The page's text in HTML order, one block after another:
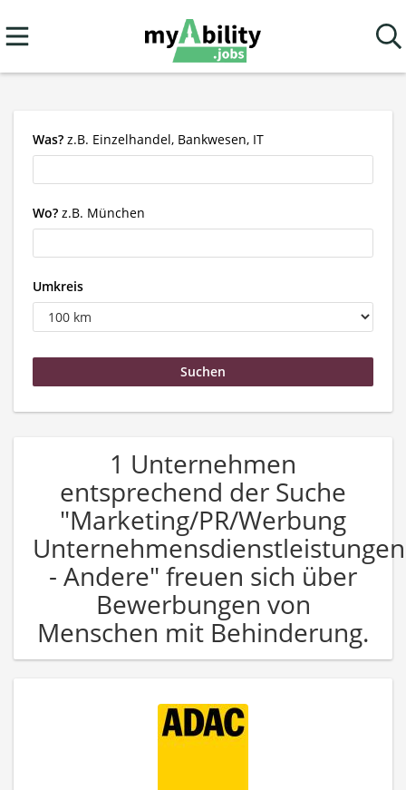
Was? z.B. Einzelhandel, Bankwesen, IT
Wo? z.B. München
Umkreis
1 Unternehmen
entsprechend der Suche
"Marketing/PR/Werbung
Unternehmensdienstleistungen
- Andere" freuen sich über
Bewerbungen von
Menschen mit Behinderung.